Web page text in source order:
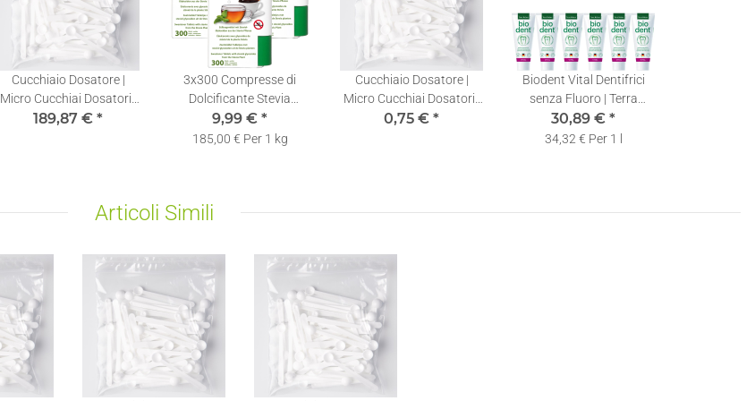
Cucchiaio Dosatore |
Micro Cucchiai Dosatori |
0,10ml | 1.000 pezzi
189,87 € *
3x300 Compresse di
Dolcificante Stevia
Dosatore | Ricaricabili |
Dispenser di Stevia in
9,99 € *
185,00 € Per 1 kg
Cucchiaio Dosatore |
Micro Cucchiai Dosatori |
0,10ml | 1 pezzo
0,75 € *
Biodent Vital Dentifrici
senza Fluoro | Terra
Natura Dentifricio | 12 x
75ml
30,89 € *
34,32 € Per 1 l
Articoli Simili